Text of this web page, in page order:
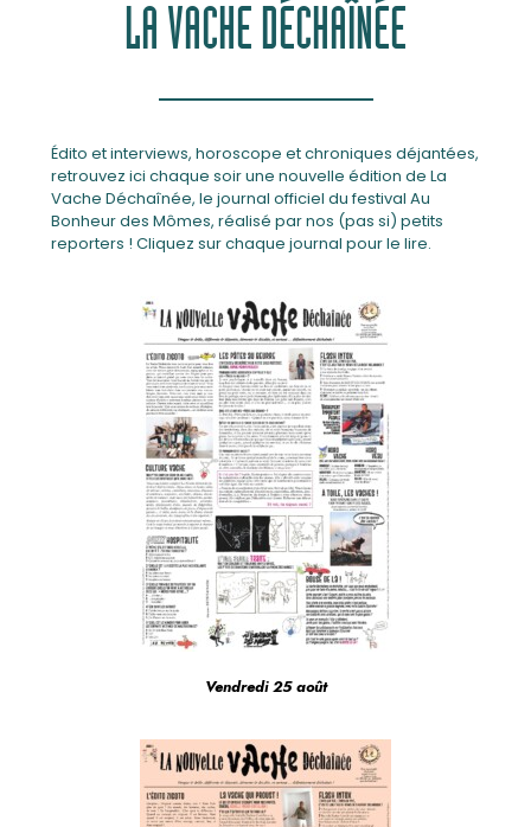
LA VACHE DÉCHAÎNÉE
Édito et interviews, horoscope et chroniques déjantées,
retrouvez ici chaque soir une nouvelle édition de La
Vache Déchaînée, le journal officiel du festival Au
Bonheur des Mômes, réalisé par nos (pas si) petits
reporters ! Cliquez sur chaque journal pour le lire.
Vendredi 25 août